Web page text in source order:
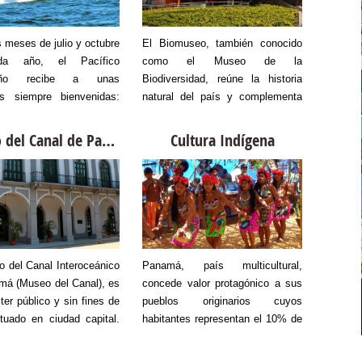
meses de julio y octubre
año, el Pacífico
recibe a unas
siempre bienvenidas:
recorren el Golfo de
pasan por el sur de la
de Veraguas y la
de Azuero hasta el
de las Perlas. Estos
visitan Panamá
de los Hemisferios
desde el proceso
hasta los dos meses
La Autoridad de
Museo del Canal de Panamá
del Canal Interoceánico
(Museo del Canal), es
público y sin fines de
en ciudad capital.
El Biomuseo, también conocido
como el Museo de la
Biodiversidad, reúne la historia
natural del país y complementa
permanentes.
Cultura Indígena
Panamá, país multicultural,
concede valor protagónico a sus
pueblos originarios cuyos
habitantes representan el 10% de
La
hace
para
3
Luego
con
dos
en el
La
la